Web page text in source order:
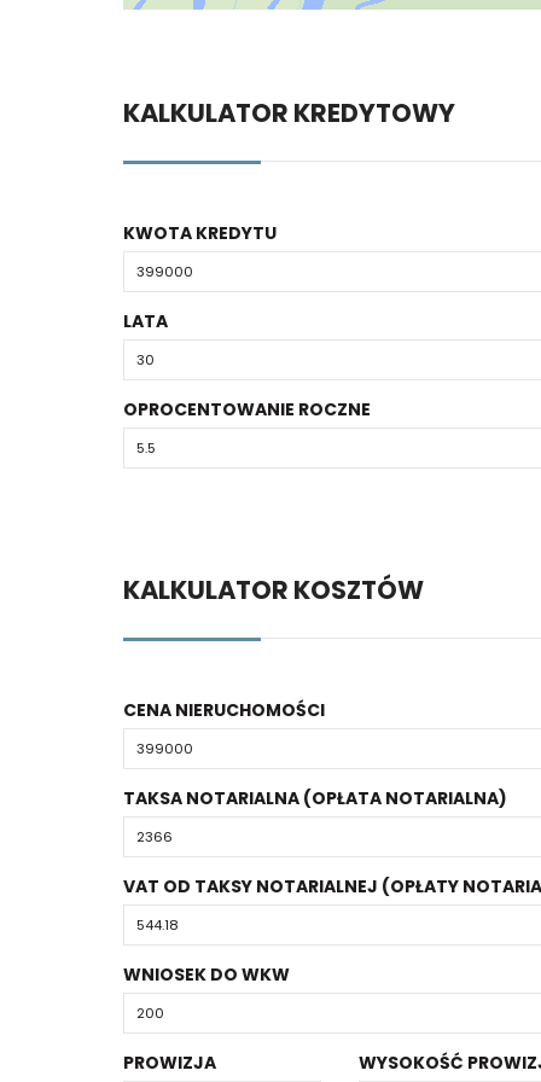
KALKULATOR KREDYTOWY
KWOTA KREDYTU
LATA
OPROCENTOWANIE ROCZNE
KALKULATOR KOSZTÓW
CENA NIERUCHOMOŚCI
TAKSA NOTARIALNA (OPŁATA NOTARIALNA)
VAT OD TAKSY NOTARIALNEJ (OPŁATY
WNIOSEK DO WKW
PROWIZJA WYSOKOŚĆ